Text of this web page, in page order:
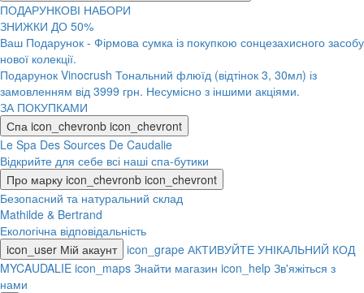
ПОДАРУНКОВІ НАБОРИ
ЗНИЖКИ ДО 50%
Ваш Подарунок - Фірмова сумка із покупкою сонцезахисного засобу
нової колекції.
Подарунок Vinocrush Тональний флюїд (відтінок 3, 30мл) із
замовленням від 3999 грн. Несумісно з іншими акціями.
ЗА ПОКУПКАМИ
Спа icon_chevronb icon_chevront
Le Spa Des Sources De Caudalie
Відкрийте для себе всі наші спа-бутики
Про марку icon_chevronb icon_chevront
Безопасний та натуральний склад
Mathilde & Bertrand
Екологічна відповідальність
icon_user Мій акаунт icon_grape АКТИВУЙТЕ УНІКАЛЬНИЙ КОД
MYCAUDALIE icon_maps Знайти магазин icon_help Зв'яжіться з
нами